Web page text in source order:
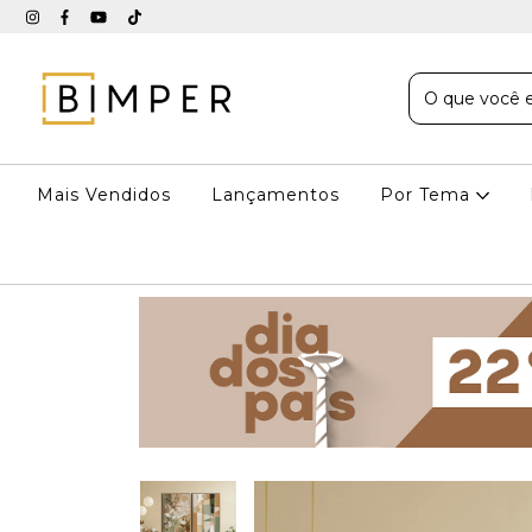
Mais Vendidos Lançamentos Por Tema